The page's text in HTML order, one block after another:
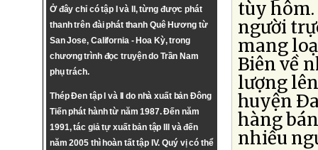
Ở đây chỉ có tập I và II, từng được phát
thanh trên đài phát thanh Quê Hương từ
San Jose, California - Hoa Kỳ, trong
chương trình đọc truyện do Trần Nam
phụ trách.
Thép Đen tập I và II do nhà xuất bản Đông
Tiến phát hành từ năm 1987. Đến năm
1991, tác giả tự xuất bản tập III và đến
năm 2005 thì hoàn tất tập IV. Quý vị có thể
tùy hôm.
người
mang
Biên về
lượng
huyện
hàng
nhiều